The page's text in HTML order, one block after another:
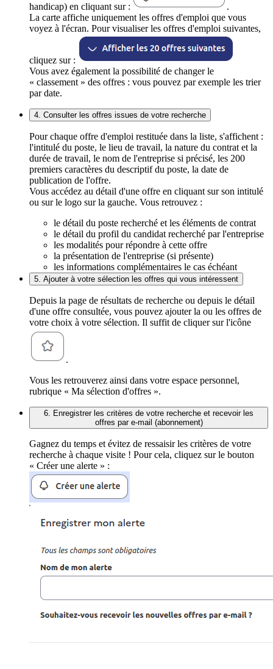
handicap) en cliquant sur :
.
La carte affiche uniquement les offres d'emploi que vous
voyez à l'écran. Pour visualiser les offres d'emploi suivantes,
cliquez sur :
Vous avez également la possibilité de changer le
« classement » des offres : vous pouvez par exemple les trier
par date.
4. Consulter les offres issues de votre recherche
Pour chaque offre d'emploi restituée dans la liste, s'affichent :
l'intitulé du poste, le lieu de travail, la nature du contrat et la
durée de travail, le nom de l'entreprise si précisé, les 200
premiers caractères du descriptif du poste, la date de
publication de l'offre.
Vous accédez au détail d'une offre en cliquant sur son intitulé
ou sur le logo sur la gauche. Vous retrouvez :
le détail du poste recherché et les éléments de contrat
le détail du profil du candidat recherché par l'entreprise
les modalités pour répondre à cette offre
la présentation de l'entreprise (si présente)
les informations complémentaires le cas échéant
5. Ajouter à votre sélection les offres qui vous intéressent
Depuis la page de résultats de recherche ou depuis le détail
d'une offre consultée, vous pouvez ajouter la ou les offres de
votre choix à votre sélection. Il suffit de cliquer sur l'icône
.
Vous les retrouverez ainsi dans votre espace personnel,
rubrique « Ma sélection d'offres ».
6. Enregistrer les critères de votre recherche et recevoir les
offres par e-mail (abonnement)
Gagnez du temps et évitez de ressaisir les critères de votre
recherche à chaque visite ! Pour cela, cliquez sur le bouton
« Créer une alerte » :